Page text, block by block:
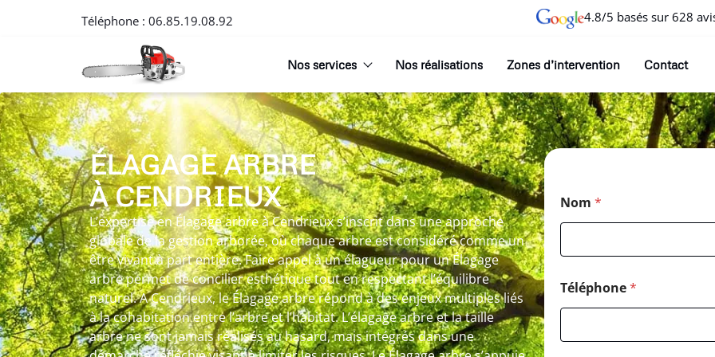
Téléphone : 06.85.19.08.92 4.8/5 basés sur 628
Nos services Nos réalisations Zones d’intervention Contact
ÉLAGAGE ARBRE
À CENDRIEUX
L’expertise en Élagage arbre à Cendrieux s’inscrit dans une approche
globale de la gestion arborée, où chaque arbre est considéré comme un
être vivant à part entière. Faire appel à un élagueur pour un Élagage
arbre permet de concilier esthétique tout en respectant l’équilibre
naturel. A Cendrieux, le Élagage arbre répond à des enjeux multiples liés
à la cohabitation entre l’arbre et l’habitat. L’élagage arbre et la taille
arbre ne sont jamais réalisés au hasard, mais intégrés dans une
Nom *
Téléphone*